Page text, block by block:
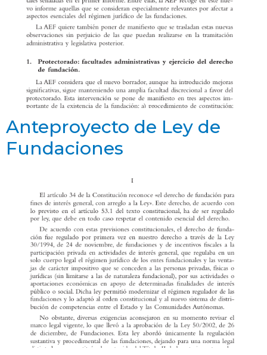
Anteproyecto de Ley de
Fundaciones